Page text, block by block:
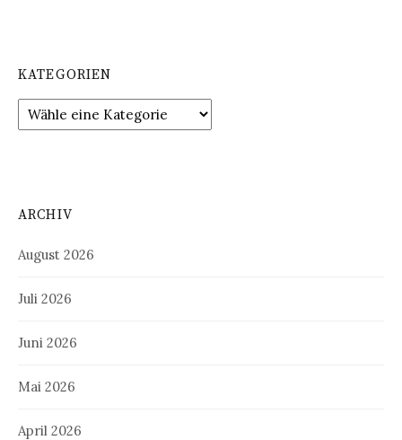
KATEGORIEN
ARCHIV
August 2026
Juli 2026
Juni 2026
Mai 2026
April 2026